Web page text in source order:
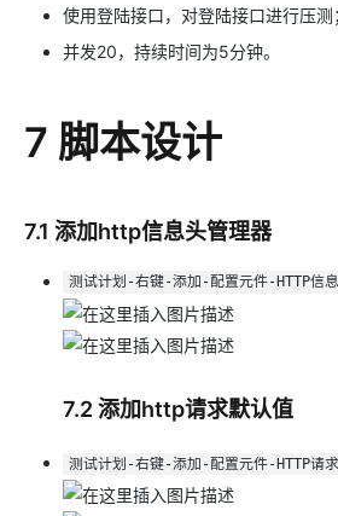
使用登陆接口，对登陆接口进行压测
并发20，持续时间为5分钟。
7 脚本设计
7.1 添加http信息头管理器
测试计划-右键-添加-配置元件-HTTP信
7.2 添加http请求默认值
测试计划-右键-添加-配置元件-HTTP请